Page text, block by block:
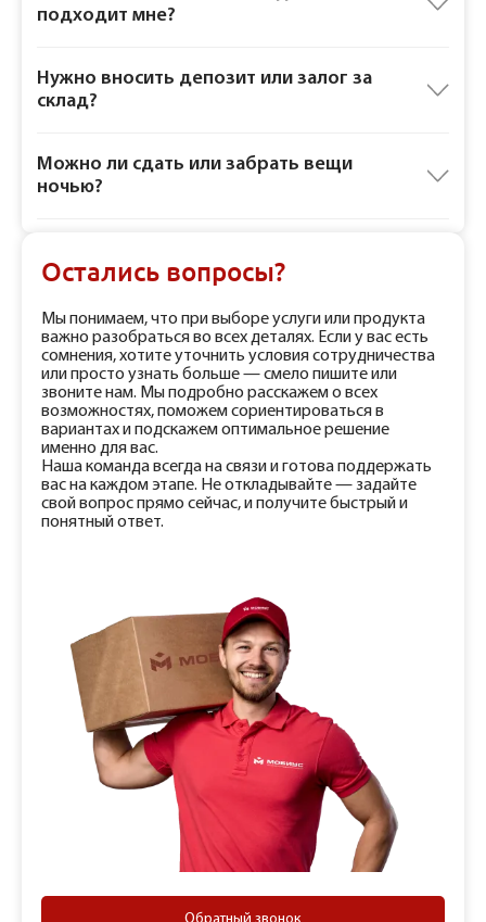
подходит мне?
Нужно вносить депозит или залог за
склад?
Можно ли сдать или забрать вещи
ночью?
Остались вопросы?
Мы понимаем, что при выборе услуги или продукта
важно разобраться во всех деталях. Если у вас есть
сомнения, хотите уточнить условия сотрудничества
или просто узнать больше — смело пишите или
звоните нам. Мы подробно расскажем о всех
возможностях, поможем сориентироваться в
вариантах и подскажем оптимальное решение
именно для вас.
Наша команда всегда на связи и готова поддержать
вас на каждом этапе. Не откладывайте — задайте
свой вопрос прямо сейчас, и получите быстрый и
понятный ответ.